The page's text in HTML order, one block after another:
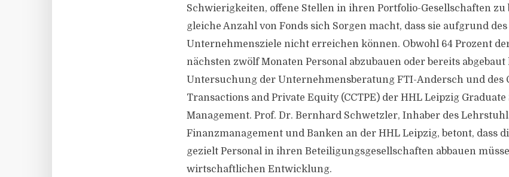
Schwierigkeiten, offene Stellen in ihren Portfolio-Gesellschaften zu
gleiche Anzahl von Fonds sich Sorgen macht, dass sie aufgrund
Unternehmensziele nicht erreichen können. Obwohl 64 Prozent
nächsten zwölf Monaten Personal abzubauen oder bereits abgebaut
Untersuchung der Unternehmensberatung FTI-Andersch und des
Transactions and Private Equity (CCTPE) der HHL Leipzig Graduate
Management. Prof. Dr. Bernhard Schwetzler, Inhaber des
Finanzmanagement und Banken an der HHL Leipzig, betont, dass
gezielt Personal in ihren Beteiligungsgesellschaften abbauen
wirtschaftlichen Entwicklung.